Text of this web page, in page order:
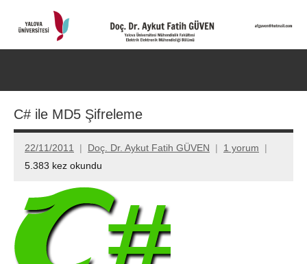
Dr.
Aykut
Fatih
GÜVEN-
World's
top
2%
Sitesi
aç/
C# ile MD5 Şifreleme
22/11/2011 Doç. Dr. Aykut Fatih GÜVEN
1 yorum
5.383 kez okundu